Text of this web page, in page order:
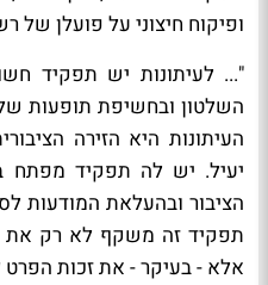
ופיקוח חיצוני על פועלן של
"... לעיתונות יש תפקיד
השלטון ובחשיפת תופעות
העיתונות היא הזירה
יעיל. יש לה תפקיד מפתח
הציבור ובהעלאת המודעות
תפקיד זה משקף לא רק את
אלא - בעיקר - את זכות הפרט